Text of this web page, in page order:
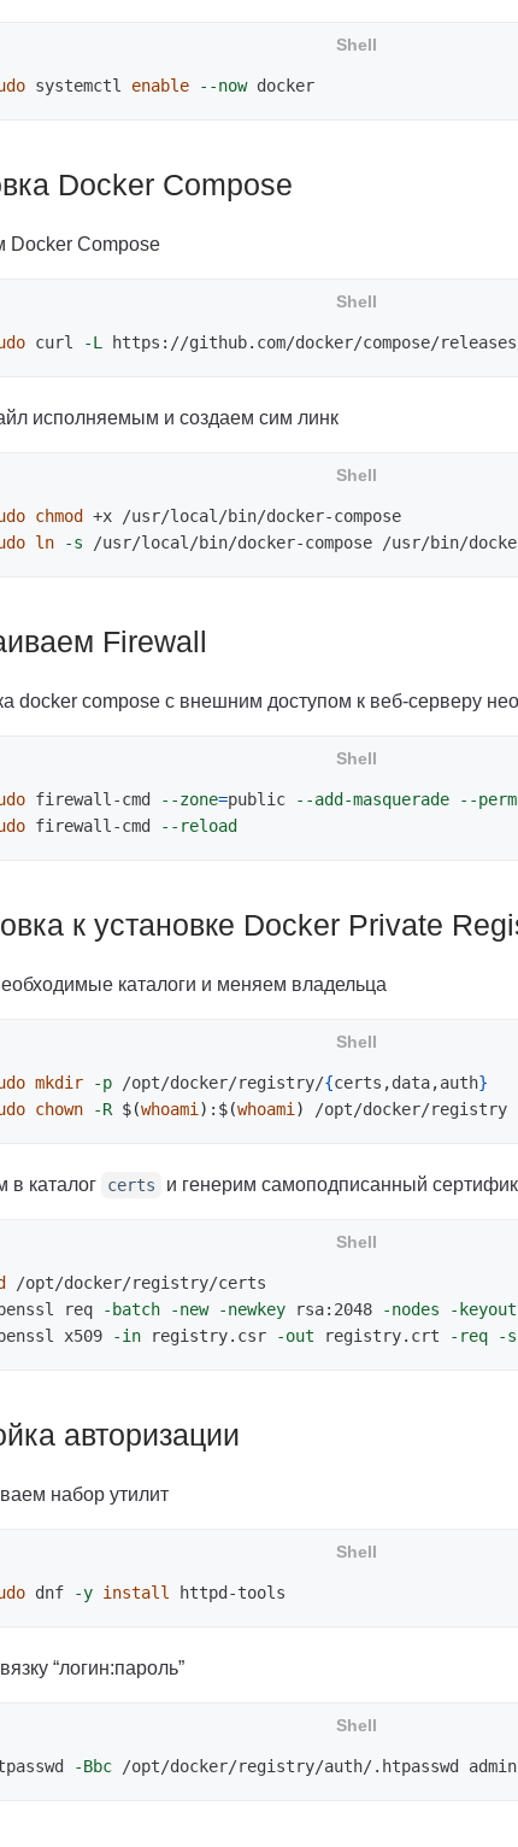
systemctl enable --now
Docker Compose
Docker Compose
curl -L https://github.com/docker/compose/
исполняемым и создаем сим линк
chmod
ln -s
Firewall
docker compose с внешним доступом к веб-серверу
firewall-cmd --zone=public --add-masquerade
--
firewall-cmd --reload
к установке Docker Private
каталоги и меняем владельца
mkdir -p /opt/docker/registry/{certs,data,auth}
chown -R $(whoami) : $(whoami)
в каталог certs и генерим самоподписанный
req -batch -new -newkey rsa:2048 -nodes -keyout
x509 -in registry.csr -out registry.crt -req -
авторизации
набор утилит
dnf -y install
“логин:пароль”
-Bbc